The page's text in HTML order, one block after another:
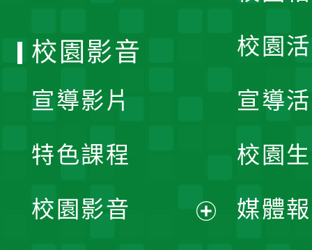
校園
宣導
校園
媒體
校園影音
宣導影片
特色課程
校園影音